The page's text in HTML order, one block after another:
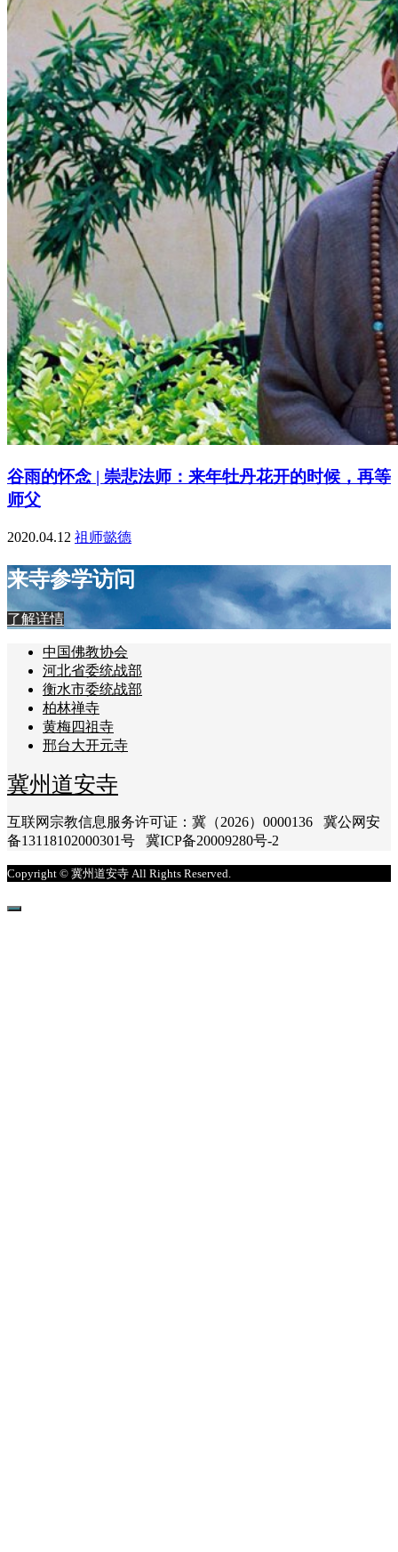
谷雨的怀念 | 崇悲法师：来年牡丹花开的时候，再等
师父
2020.04.12 祖师懿德
来寺参学访问
了解详情
中国佛教协会
河北省委统战部
衡水市委统战部
柏林禅寺
黄梅四祖寺
邢台大开元寺
冀州道安寺
互联网宗教信息服务许可证：冀（2026）0000136 冀公网安
备13118102000301号 冀ICP备20009280号-2
Copyright © 冀州道安寺 All Rights Reserved.